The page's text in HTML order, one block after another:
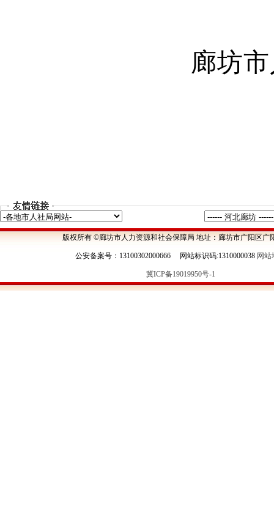
版权所有 ©廊坊市人力资源和社会保障局 地址：廊坊市广阳区广
公安备案号：13100302000666 网站标识码:1310000038 网站
冀ICP备19019950号-1